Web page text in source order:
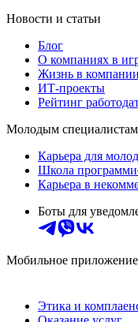
Новости и статьи
Блог
О компаниях в
Жизнь в компании
ИТ-проекты
Рейтинг
Молодым специалистам
Карьера для
Школа
Карьера в
Боты для
Мобильное приложение
Этика и